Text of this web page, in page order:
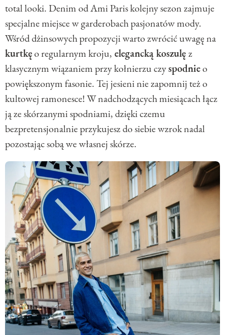
total looki. Denim od Ami Paris kolejny sezon zajmuje
specjalne miejsce w garderobach pasjonatów mody.
Wśród dżinsowych propozycji warto zwrócić uwagę na
kurtkęo regularnym kroju, elegancką koszulęz
klasycznym wiązaniem przy kołnierzu czyspodnieo
powiększonym fasonie. Tej jesieni nie zapomnij też o
kultowej ramonesce! W nadchodzących miesiącach łącz
ją ze skórzanymi spodniami, dzięki czemu
bezpretensjonalnie przykujesz do siebie wzrok nadal
pozostając sobą we własnej skórze.